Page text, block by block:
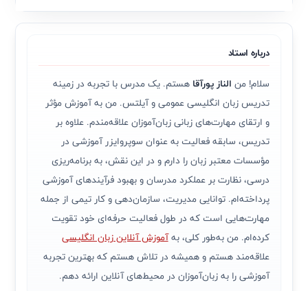
درباره استاد
سلام! من الناز پورآقا هستم. یک مدرس با تجربه در زمینه
تدریس زبان انگلیسی عمومی و آیلتس. من به آموزش مؤثر
و ارتقای مهارت‌های زبانی زبان‌آموزان علاقه‌مندم. علاوه بر
تدریس، سابقه فعالیت به عنوان سوپروایزر آموزشی در
مؤسسات معتبر زبان را دارم و در این نقش، به برنامه‌ریزی
درسی، نظارت بر عملکرد مدرسان و بهبود فرآیندهای آموزشی
پرداخته‌ام. توانایی مدیریت، سازمان‌دهی و کار تیمی از جمله
مهارت‌هایی است که در طول فعالیت حرفه‌ای خود تقویت
کرده‌ام. من به‌طور کلی، بهآموزش آنلاین زبان انگلیسی
علاقه‌مند هستم و همیشه در تلاش هستم که بهترین تجربه
آموزشی را به زبان‌آموزان در محیط‌های آنلاین ارائه دهم.